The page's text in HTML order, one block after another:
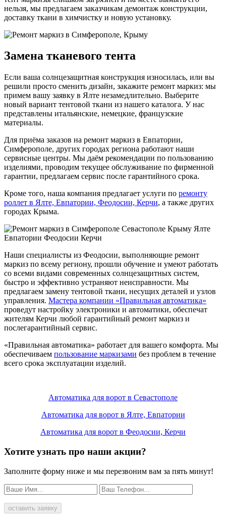
нельзя, мы предлагаем заказчикам демонтаж конструкции,
доставку ткани в химчистку и новую установку.
Замена тканевого тента
Если ваша солнцезащитная конструкция износилась, или вы
решили просто сменить дизайн, закажите ремонт маркиз: мы
примем вашу заявку в Ялте незамедлительно. Выберите
новый вариант тентовой ткани из нашего каталога. У нас
представлены итальянские, немецкие, французские
материалы.
Для приёма заказов на ремонт маркиз в Евпатории,
Симферополе, других городах региона работают наши
сервисные центры. Мы даём рекомендации по пользованию
изделиями, проводим текущее обслуживание по фирменной
гарантии, предлагаем сервис после гарантийного срока.
Кроме того, наша компания предлагает услуги по ремонту
роллет в Ялте, Евпатории, Феодосии, Керчи, а также других
городах Крыма.
Наши специалисты из Феодосии, выполняющие ремонт
маркиз по всему региону, прошли обучение и умеют работать
со всеми видами современных солнцезащитных систем,
быстро и эффективно устраняют неисправности. Мы
предлагаем замену тентовой ткани, несущих деталей и узлов
управления. Мастера компании «Правильная автоматика»
проведут настройку электроники и автоматики, обеспечат
жителям Керчи любой гарантийный ремонт маркиз и
послегарантийный сервис.
«Правильная автоматика» работает для вашего комфорта. Мы
обеспечиваем пользование маркизами без проблем в течение
всего срока эксплуатации изделий.
Автоматика для ворот в Севастополе
Автоматика для ворот в Ялте, Евпатории
Автоматика для ворот в Феодосии, Керчи
Хотите узнать про наши акции?
Заполните форму ниже и мы перезвоним вам за пять минут!
оставить заявку